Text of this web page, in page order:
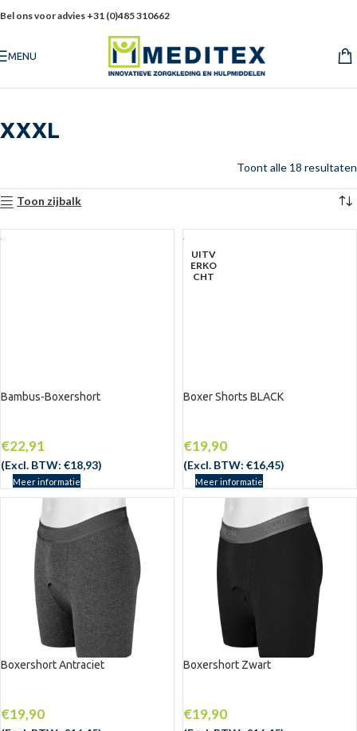
Bel ons voor advies +31 (0)485 310662
MENU
XXXL
Toont alle 18 resultaten
Toon zijbalk
Bambus-Boxershort
€22,91
(Excl. BTW: €18,93)
Meer informatie
UITV
ERKO
CHT
Boxer Shorts BLACK
€19,90
(Excl. BTW: €16,45)
Meer informatie
Boxershort Antraciet
€19,90
Boxershort Zwart
€19,90